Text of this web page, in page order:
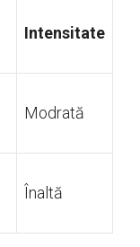
Intensitate
Modrată
Înaltă